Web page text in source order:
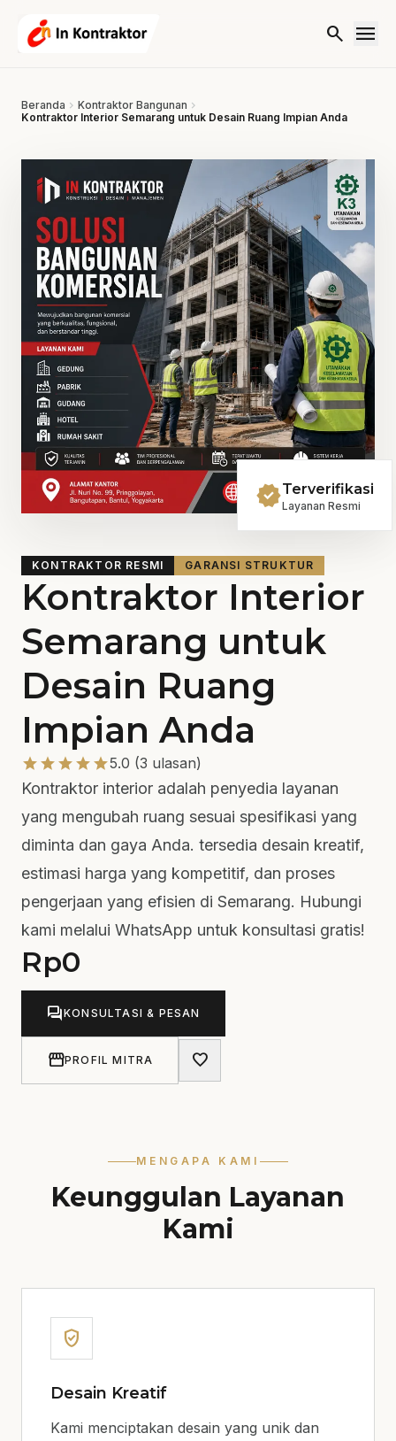
search menu
Beranda chevron_right Kontraktor Bangunan chevron_right
Kontraktor Interior Semarang untuk Desain Ruang Impian Anda
verifiedTerverifikasi
Layanan Resmi
KONTRAKTOR RESMI GARANSI STRUKTUR
Kontraktor Interior
Semarang untuk
Desain Ruang
Impian Anda
starstarstarstarstar5.0 (3 ulasan)
Kontraktor interior adalah penyedia layanan
yang mengubah ruang sesuai spesifikasi yang
diminta dan gaya Anda. tersedia desain kreatif,
estimasi harga yang kompetitif, dan proses
pengerjaan yang efisien di Semarang. Hubungi
kami melalui WhatsApp untuk konsultasi gratis!
Rp0
forumKONSULTASI & PESAN
storefrontPROFIL MITRA favorite
MENGAPA KAMI
Keunggulan Layanan
Kami
verified_user
Desain Kreatif
Kami menciptakan desain yang unik dan